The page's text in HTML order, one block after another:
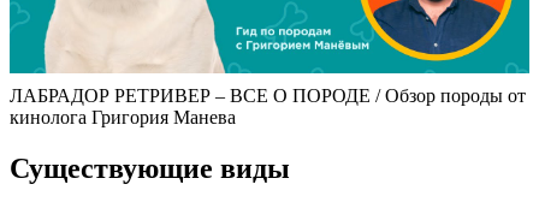
ЛАБРАДОР РЕТРИВЕР – ВСЕ О ПОРОДЕ / Обзор породы от
кинолога Григория Манева
Существующие виды